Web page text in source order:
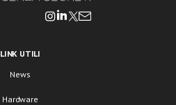
LINK UTILI
News
Hardware